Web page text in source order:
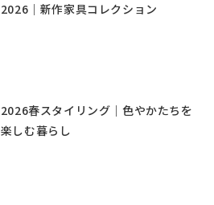
2026｜新作家具コレクション
2026春スタイリング｜色やかたちを
楽しむ暮らし